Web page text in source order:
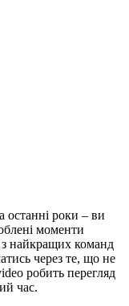
останні роки – ви
моменти
найкращих команд
через те, що не
робить перегляд
час.